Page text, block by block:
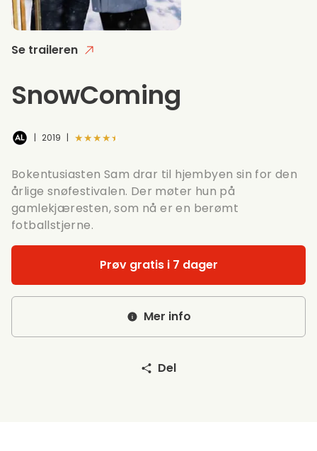
Se traileren
SnowComing
| 2019 | ★★★★★
Bokentusiasten Sam drar til hjembyen sin for den
årlige snøfestivalen. Der møter hun på
gamlekjæresten, som nå er en berømt
fotballstjerne.
Prøv gratis i 7 dager
Mer info
Del